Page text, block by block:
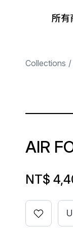
所有
Collections
AIR
NT$